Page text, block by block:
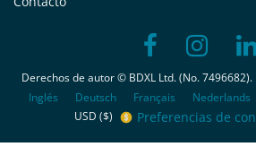
Derechos de autor © BDXL Ltd. (No. 7496682).
Inglés
Deutsch Français Nederlands
USD ($)
Preferencias de